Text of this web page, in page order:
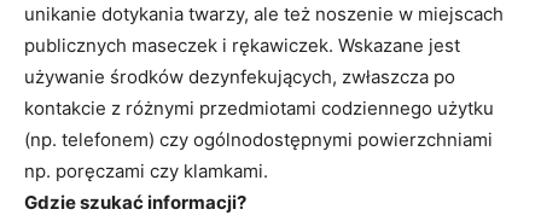
unikanie dotykania twarzy, ale też noszenie w miejscach
publicznych maseczek i rękawiczek. Wskazane jest
używanie środków dezynfekujących, zwłaszcza po
kontakcie z różnymi przedmiotami codziennego użytku
(np. telefonem) czy ogólnodostępnymi powierzchniami
np. poręczami czy klamkami.
Gdzie szukać informacji?